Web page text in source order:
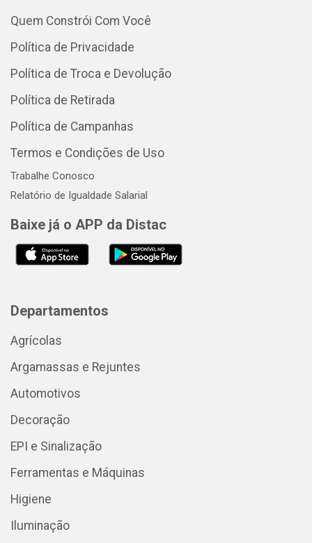
Quem Constrói Com Você
Política de Privacidade
Política de Troca e Devolução
Política de Retirada
Política de Campanhas
Termos e Condições de Uso
Trabalhe Conosco
Relatório de Igualdade Salarial
Baixe já o APP da Distac
Departamentos
Agrícolas
Argamassas e Rejuntes
Automotivos
Decoração
EPI e Sinalização
Ferramentas e Máquinas
Higiene
Iluminação